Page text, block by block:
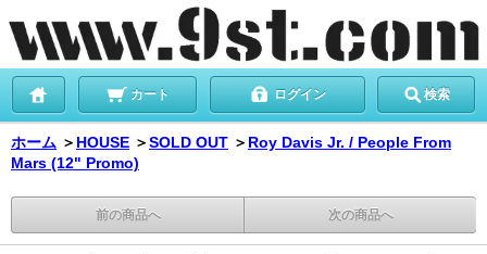
カート ログイン 検索
ホーム ＞ HOUSE ＞SOLD OUT ＞ Roy Davis Jr. / People From
Mars (12" Promo)
前の商品へ 次の商品へ